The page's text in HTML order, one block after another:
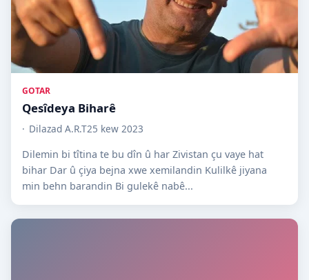
GOTAR
Qesîdeya Biharê
Dilazad A.R.T25 kew 2023
Dilemin bi tîtina te bu dîn û har Zivistan çu vaye hat
bihar Dar û çiya bejna xwe xemilandin Kulilkê jiyana
min behn barandin Bi gulekê nabê...